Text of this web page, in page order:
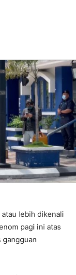
lebih dikenali
pagi ini atas
gangguan